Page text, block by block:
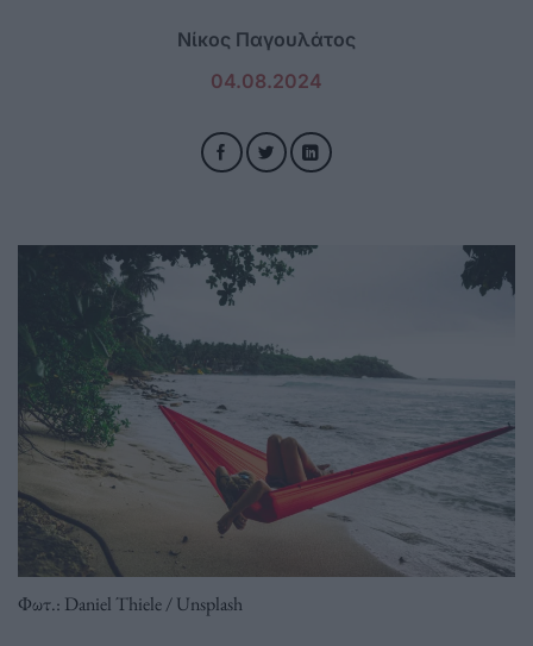
Νίκος Παγουλάτος
04.08.2024
Φωτ.: Daniel Thiele / Unsplash